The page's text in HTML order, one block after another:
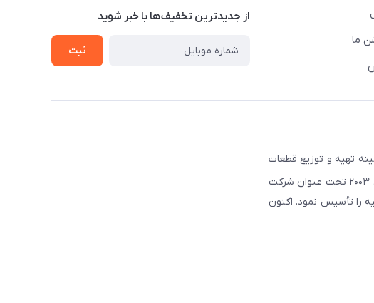
ما
از جدید‌ترین تخفیف‌ها با‌ خبر شوید
ثبت
و از ابتدا در زمینه تهیه و توزیع قطعات
صنعتی صنایع معادن و کشاورزی استان یزد و استانهای جنوبی و شرق کشور فعالیت نموده است. این شرکت علاوه بر قبل, از سال ۲۰۰۳ تحت عنوان شرکت
روسیه را تأسیس نمود. اکنون